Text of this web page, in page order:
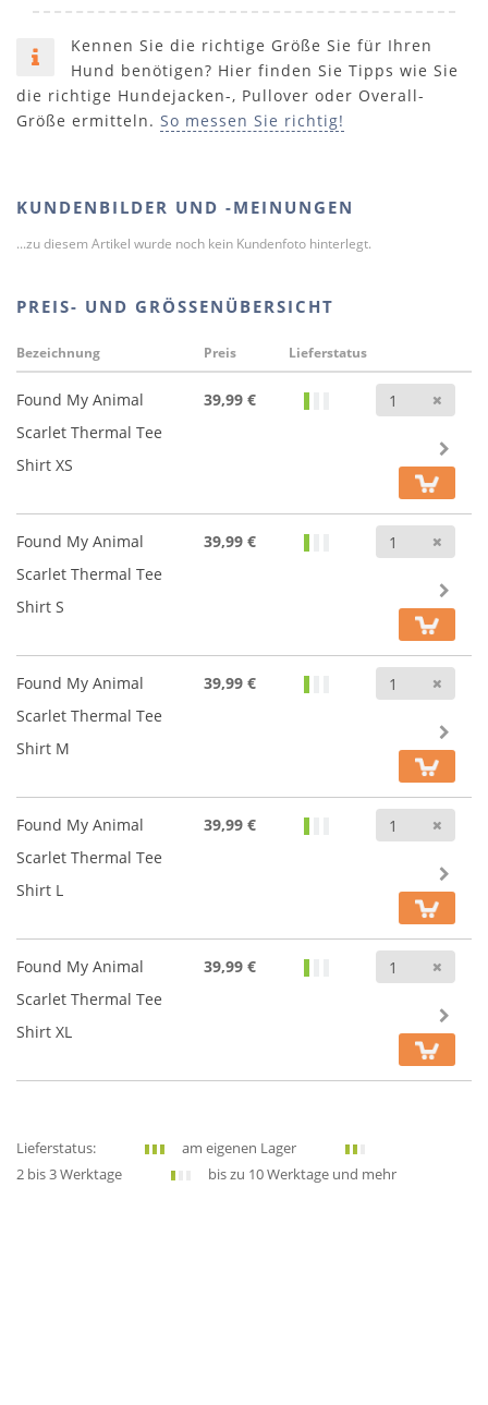
Kennen Sie die richtige Größe Sie für Ihren
Hund benötigen? Hier finden Sie Tipps wie Sie
die richtige Hundejacken-, Pullover oder Overall-
Größe ermitteln. So messen Sie richtig!
KUNDENBILDER UND -MEINUNGEN
...zu diesem Artikel wurde noch kein Kundenfoto hinterlegt.
PREIS- UND GRÖSSENÜBERSICHT
Bezeichnung Preis Lieferstatus
Found My Animal
Scarlet Thermal Tee
Shirt XS
39,99 €
Found My Animal
Scarlet Thermal Tee
Shirt S
39,99 €
Found My Animal
Scarlet Thermal Tee
Shirt M
39,99 €
Found My Animal
Scarlet Thermal Tee
Shirt L
39,99 €
Found My Animal
Scarlet Thermal Tee
Shirt XL
39,99 €
Lieferstatus:
am eigenen Lager
2 bis 3 Werktage
bis zu 10 Werktage und mehr